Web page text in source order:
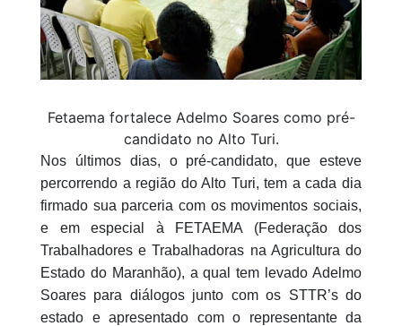
Fetaema fortalece Adelmo Soares como pré-
candidato no Alto Turi.
Nos últimos dias, o pré-candidato, que esteve
percorrendo a região do Alto Turi, tem a cada dia
firmado sua parceria com os movimentos sociais,
e em especial à FETAEMA (Federação dos
Trabalhadores e Trabalhadoras na Agricultura do
Estado do Maranhão), a qual tem levado Adelmo
Soares para diálogos junto com os STTR’s do
estado e apresentado com o representante da